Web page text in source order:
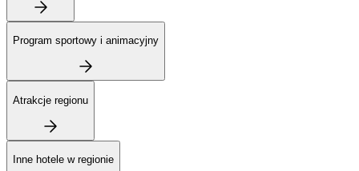
Program sportowy i animacyjny
Atrakcje regionu
Inne hotele w regionie